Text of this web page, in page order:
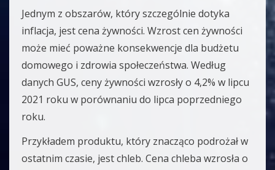
Jednym z obszarów, który szczególnie dotyka
inflacja, jest cena żywności. Wzrost cen żywności
może mieć poważne konsekwencje dla budżetu
domowego i zdrowia społeczeństwa. Według
danych GUS, ceny żywności wzrosły o 4,2% w lipcu
2021 roku w porównaniu do lipca poprzedniego
roku.
Przykładem produktu, który znacząco podrożał w
ostatnim czasie, jest chleb. Cena chleba wzrosła o